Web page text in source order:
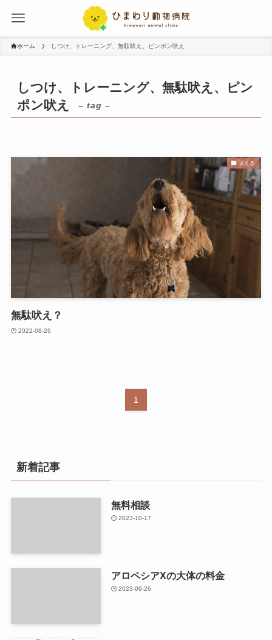
ホーム しつけ、トレーニング、無駄吠え、ピンポン吠え
しつけ、トレーニング、無駄吠え、ピン
ポン吠え
– tag –
吠える
無駄吠え？
2022-08-26
1
新着記事
無料相談
2023-10-17
アロペシアXの大体の料金
2023-09-26